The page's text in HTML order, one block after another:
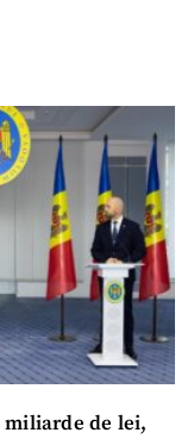
miliarde de lei,